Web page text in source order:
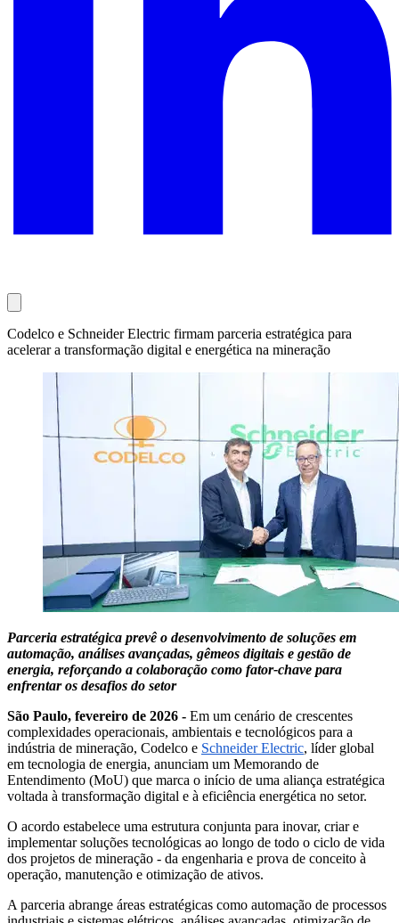
Codelco e Schneider Electric firmam parceria estratégica para
acelerar a transformação digital e energética na mineração
Parceria estratégica prevê o desenvolvimento de soluções em
automação, análises avançadas, gêmeos digitais e gestão de
energia, reforçando a colaboração como fator-chave para
enfrentar os desafios do setor
São Paulo, fevereiro de 2026 - Em um cenário de crescentes
complexidades operacionais, ambientais e tecnológicos para a
indústria de mineração, Codelco e Schneider Electric, líder global
em tecnologia de energia, anunciam um Memorando de
Entendimento (MoU) que marca o início de uma aliança estratégica
voltada à transformação digital e à eficiência energética no setor.
O acordo estabelece uma estrutura conjunta para inovar, criar e
implementar soluções tecnológicas ao longo de todo o ciclo de vida
dos projetos de mineração - da engenharia e prova de conceito à
operação, manutenção e otimização de ativos.
A parceria abrange áreas estratégicas como automação de processos